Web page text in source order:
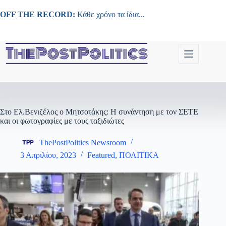
στο
OFF THE RECORD: Κάθε χρόνο τα ίδια...
Στο Ελ.Βενιζέλος ο Μητσοτάκης: Η συνάντηση με τον ΣΕΤΕ
και οι φωτογραφίες με τους ταξιδιώτες
ThePostPolitics Newsroom
3 Απριλίου, 2023
Featured, ΠΟΛΙΤΙΚΑ